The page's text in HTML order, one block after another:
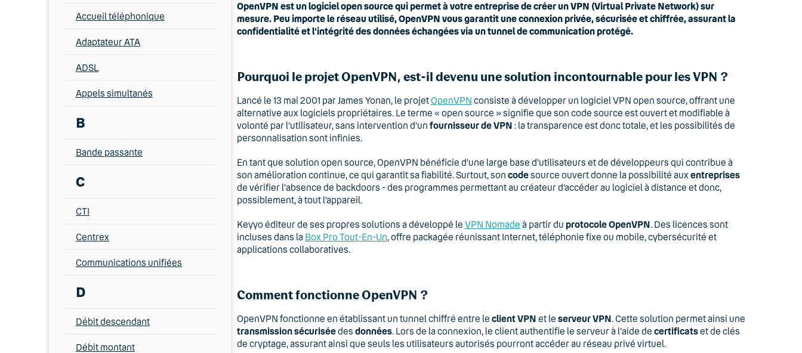
Accueil téléphonique
Adaptateur ATA
ADSL
Appels simultanés
B
Bande passante
C
CTI
Centrex
Communications unifiées
D
Débit descendant
Débit montant
OpenVPN est un logiciel open source qui permet à votre entreprise de créer un VPN (Virtual Private Network) sur
mesure. Peu importe le réseau utilisé, OpenVPN vous garantit une connexion privée, sécurisée et chiffrée, assurant la
confidentialité et l’intégrité des données échangées via un tunnel de communication protégé.
Pourquoi le projet OpenVPN, est-il devenu une solution incontournable pour les VPN ?
Lancé le 13 mai 2001 par James Yonan, le projetOpenVPN consiste à développer un logiciel VPN open source, offrant une
alternative aux logiciels propriétaires. Le terme « open source » signifie que son code source est ouvert et modifiable à
volonté par l’utilisateur, sans intervention d'un fournisseur de VPN : la transparence est donc totale, et les possibilités de
personnalisation sont infinies.
En tant que solution open source, OpenVPN bénéficie d'une large base d'utilisateurs et de développeurs qui contribue à
son amélioration continue, ce qui garantit sa fiabilité. Surtout, son codesource ouvert donne la possibilité aux entreprises
de vérifier l'absence de backdoors - des programmes permettant au créateur d’accéder au logiciel à distance et donc,
possiblement, à tout l’appareil.
Keyyo éditeur de ses propres solutions a développé le VPN Nomade à partir du protocole OpenVPN. Des licences sont
incluses dans la Box Pro Tout-En-Un, offre packagée réunissant Internet, téléphonie fixe ou mobile, cybersécurité et
applications collaboratives.
Comment fonctionne OpenVPN ?
OpenVPN fonctionne en établissant un tunnel chiffré entre le client VPN et le serveur VPN. Cette solution permet ainsi une
transmission sécuriséedes données. Lors de la connexion, le client authentifie le serveur à l'aide de certificatset de clés
de cryptage, assurant ainsi que seuls les utilisateurs autorisés pourront accéder au réseau privé virtuel.